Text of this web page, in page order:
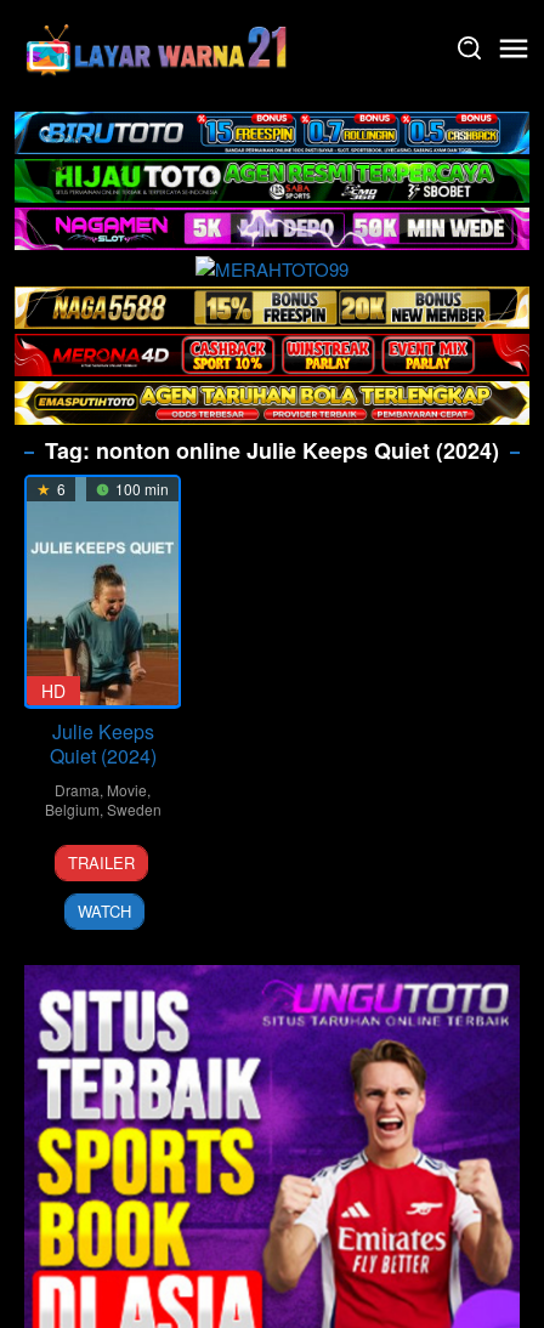
content
Tag: nonton online Julie Keeps Quiet (2024)
6 100 min
HD
Julie Keeps
Quiet (2024)
Drama, Movie,
Belgium, Sweden
15
Oct
2024
Leonardo
Van
Dijl
TRAILER
WATCH